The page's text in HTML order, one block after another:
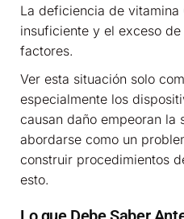
La deficiencia de
insuficiente y el exceso
factores.
Ver esta situación solo
especialmente los
causan daño empeoran la
abordarse como un
construir procedimientos
esto.